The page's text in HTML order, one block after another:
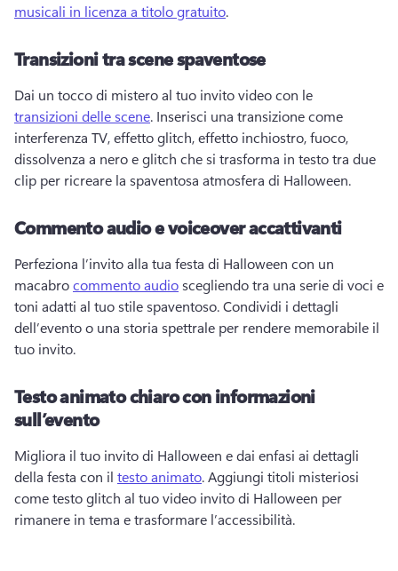
musicali in licenza a titolo gratuito.
Transizioni tra scene spaventose
Dai un tocco di mistero al tuo invito video con le
transizioni delle scene. Inserisci una transizione come
interferenza TV, effetto glitch, effetto inchiostro, fuoco,
dissolvenza a nero e glitch che si trasforma in testo tra due
clip per ricreare la spaventosa atmosfera di Halloween.
Commento audio e voiceover accattivanti
Perfeziona l’invito alla tua festa di Halloween con un
macabro commento audio scegliendo tra una serie di voci e
toni adatti al tuo stile spaventoso. Condividi i dettagli
dell’evento o una storia spettrale per rendere memorabile il
tuo invito.
Testo animato chiaro con informazioni
sull’evento
Migliora il tuo invito di Halloween e dai enfasi ai dettagli
della festa con il testo animato. Aggiungi titoli misteriosi
come testo glitch al tuo video invito di Halloween per
rimanere in tema e trasformare l’accessibilità.